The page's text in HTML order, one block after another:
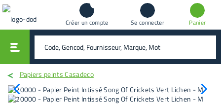
Créer un compte Se connecter Panier
rechercher
Papiers peints Casadeco